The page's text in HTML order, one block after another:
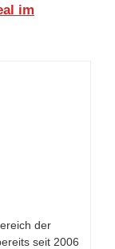
im
der
seit 2006